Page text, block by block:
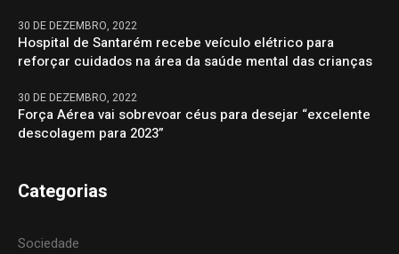
30 DE DEZEMBRO, 2022
Hospital de Santarém recebe veículo elétrico para
reforçar cuidados na área da saúde mental das crianças
30 DE DEZEMBRO, 2022
Força Aérea vai sobrevoar céus para desejar “excelente
descolagem para 2023”
Categorias
Sociedade